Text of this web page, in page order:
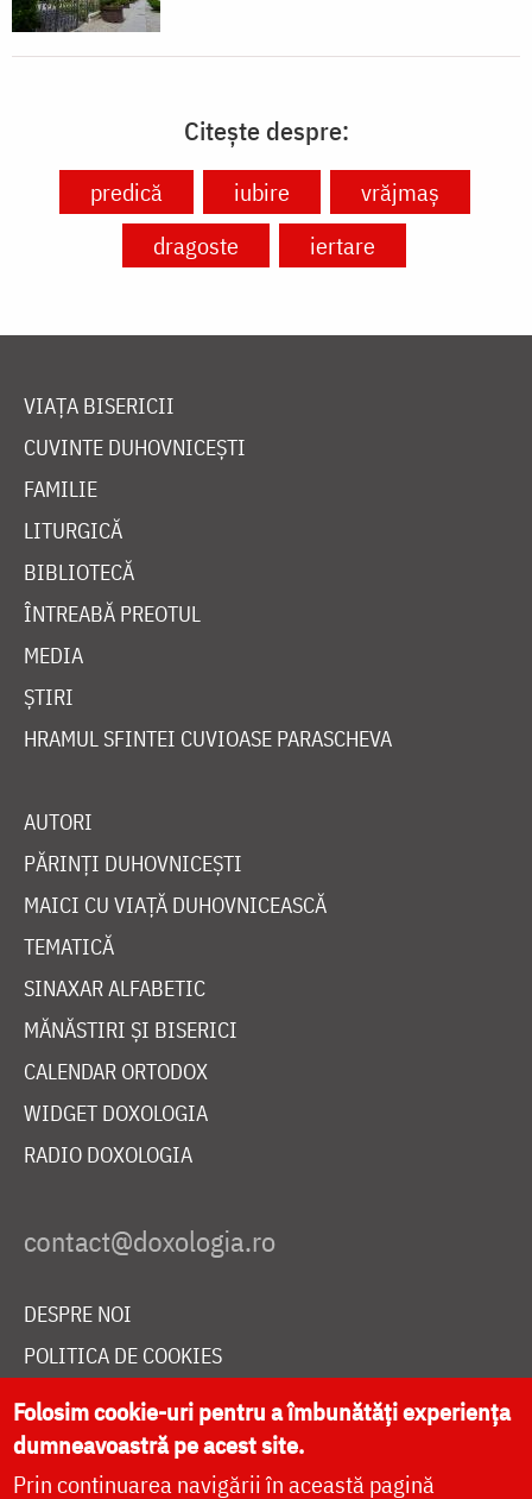
Citește despre:
predică iubire
vrăjmaș
dragoste
iertare
VIAȚA BISERICII
CUVINTE DUHOVNICEȘTI
FAMILIE
LITURGICĂ
BIBLIOTECĂ
ÎNTREABĂ PREOTUL
MEDIA
ȘTIRI
HRAMUL SFINTEI CUVIOASE PARASCHEVA
AUTORI
PĂRINȚI DUHOVNICEȘTI
MAICI CU VIAȚĂ DUHOVNICEASCĂ
TEMATICĂ
SINAXAR ALFABETIC
MĂNĂSTIRI ȘI BISERICI
CALENDAR ORTODOX
WIDGET DOXOLOGIA
RADIO DOXOLOGIA
DESPRE NOI
POLITICA DE COOKIES
DONEAZĂ ONLINE PENTRU CATEDRALA NAȚIONALĂ
LIVE
Folosim cookie-uri pentru a îmbunătăți experiența
dumneavoastră pe acest site.
Prin continuarea navigării în această pagină